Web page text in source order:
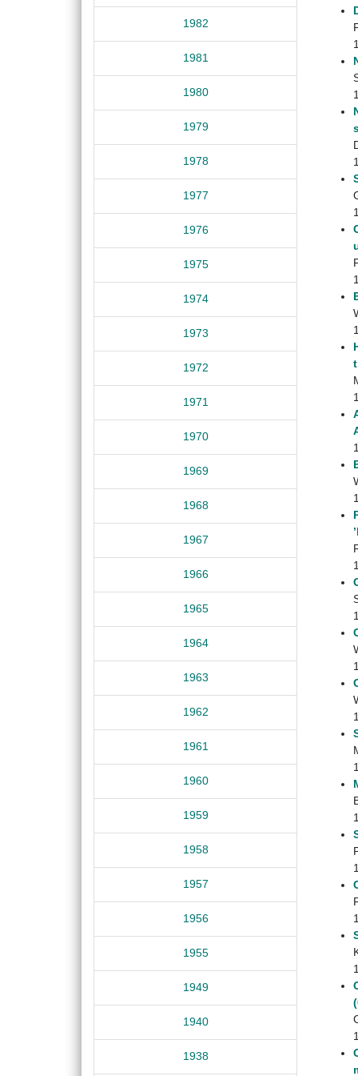
1982
1981
1980
1979
1978
1977
1976
1975
1974
1973
1972
1971
1970
1969
1968
1967
1966
1965
1964
1963
1962
1961
1960
1959
1958
1957
1956
1955
1949
1940
1938